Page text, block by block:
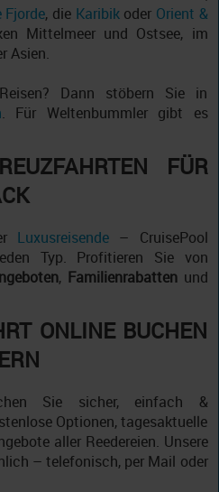
Fjorde, die Karibikoder Orient &
Mittelmeer und Ostsee, im
Asien.
Dann stöbern Sie in
. Für Weltenbummler gibt es
FÜR
Luxusreisende – CruisePool
Typ. Profitieren Sie von
, Familienrabattenund
ONLINE BUCHEN
Sie sicher, einfach &
Optionen, tagesaktuelle
aller Reedereien. Unsere
– telefonisch, per Mail oder